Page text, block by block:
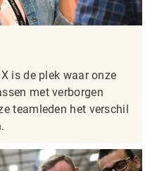
is de plek waar onze
met verborgen
teamleden het verschil